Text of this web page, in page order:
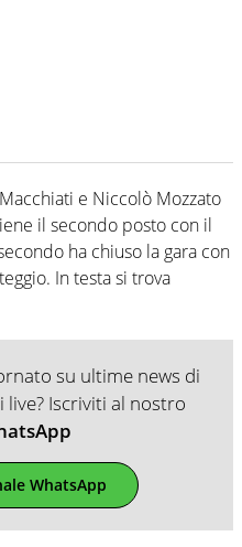
e Niccolò Mozzato
il secondo posto con il
ha chiuso la gara con
In testa si trova
su ultime news di
Iscriviti al nostro
WhatsApp